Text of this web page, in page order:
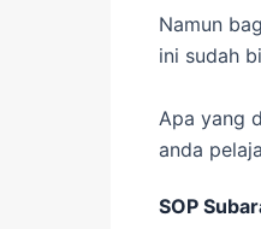
Namun
ini sudah
Apa yang
anda
SOP